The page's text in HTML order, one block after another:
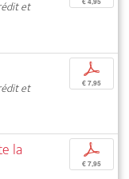
et
et
p
€ 7,95
la p
€ 7,95